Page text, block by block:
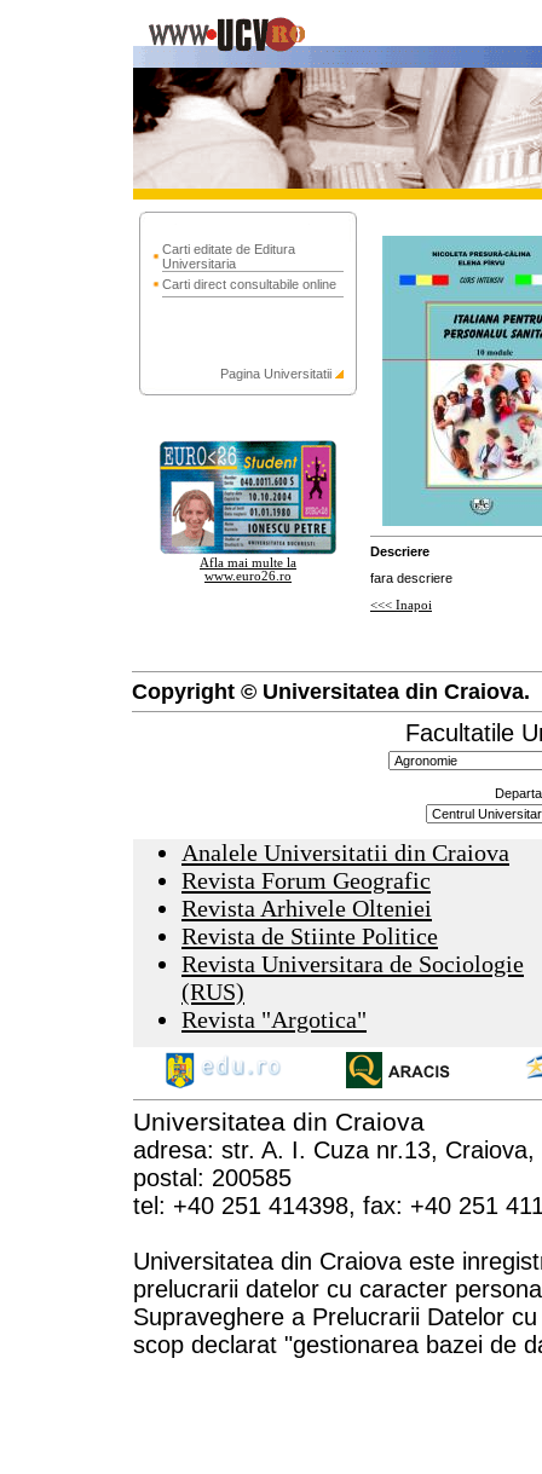
Carti editate de Editura
Universitaria
Carti direct consultabile online
Pagina Universitatii
Afla mai multe la
www.euro26.ro
Descriere
fara descriere
<<< Inapoi
Copyright © Universitatea din Craiova.
Facultatile
Analele Universitatii din Craiova
Revista Forum Geografic
Revista Arhivele Olteniei
Revista de Stiinte Politice
Revista Universitara de Sociologie
(RUS)
Revista "Argotica"
Universitatea din Craiova
adresa: str. A. I. Cuza nr.13,
postal: 200585
tel: +40 251 414398, fax: +40 251
Universitatea din Craiova este
prelucrarii datelor cu caracter
Supraveghere a Prelucrarii Datelor
scop declarat "gestionarea bazei de